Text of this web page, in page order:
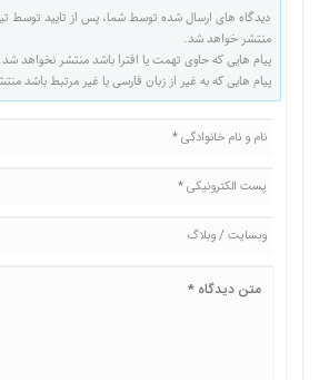
دیدگاه های ارسال شده توسط شما، پس از تایید توسط
منتشر خواهد شد.
پیام هایی که حاوی تهمت یا افترا باشد منتشر نخواهد شد.
پیام هایی که به غیر از زبان فارسی یا غیر مرتبط باشد